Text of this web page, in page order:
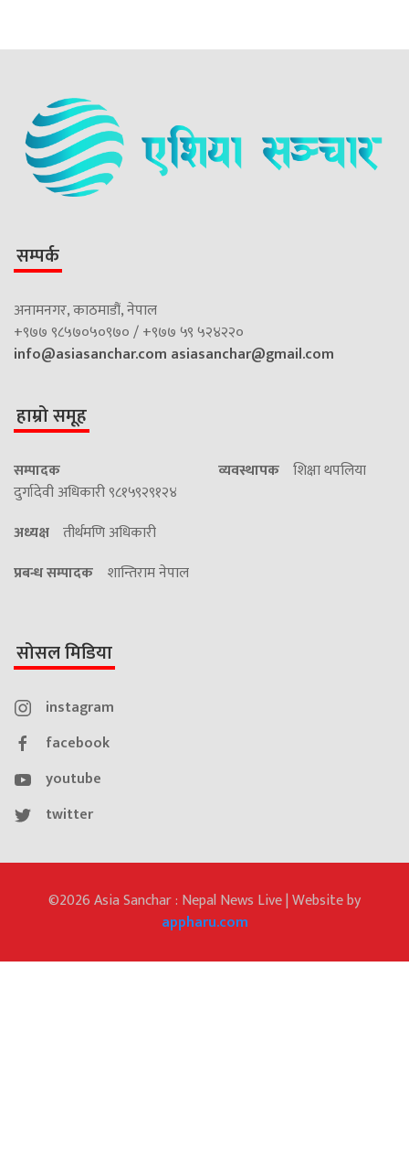
सम्पर्क
अनामनगर, काठमाडौं, नेपाल
+९७७ ९८५७०५०९७० / +९७७ ५९ ५२४२२०
info@asiasanchar.com asiasanchar@gmail.com
हाम्रो समूह
सम्पादक
दुर्गादेवी अधिकारी ९८१५९२९१२४
व्यवस्थापक शिक्षा थपलिया
अध्यक्ष तीर्थमणि अधिकारी
प्रबन्ध सम्पादक शान्तिराम नेपाल
सोसल मिडिया
instagram
facebook
youtube
twitter
©2026 Asia Sanchar : Nepal News Live | Website by
appharu.com